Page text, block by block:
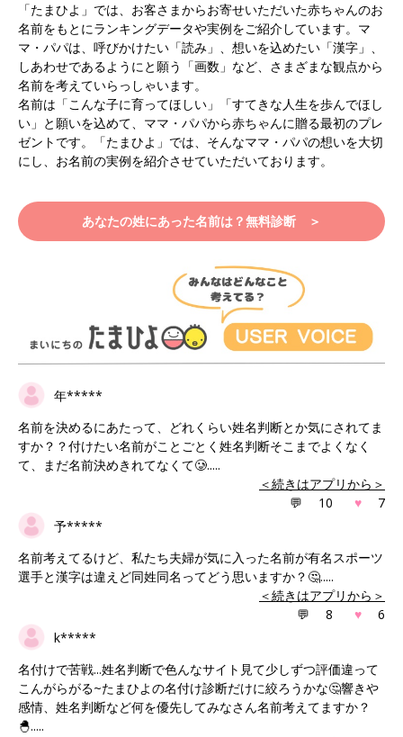
「たまひよ」では、お客さまからお寄せいただいた赤ちゃんのお
名前をもとにランキングデータや実例をご紹介しています。マ
マ・パパは、呼びかけたい「読み」、想いを込めたい「漢字」、
しあわせであるようにと願う「画数」など、さまざまな観点から
名前を考えていらっしゃいます。
名前は「こんな子に育ってほしい」「すてきな人生を歩んでほし
い」と願いを込めて、ママ・パパから赤ちゃんに贈る最初のプレ
ゼントです。「たまひよ」では、そんなママ・パパの想いを大切
にし、お名前の実例を紹介させていただいております。
あなたの姓にあった名前は？無料診断 ＞
年*****
名前を決めるにあたって、どれくらい姓名判断とか気にされてま
すか？？付けたい名前がことごとく姓名判断そこまでよくなく
て、まだ名前決めきれてなくて🥲.....
＜続きはアプリから＞
💬
10 ♥
7
予*****
名前考えてるけど、私たち夫婦が気に入った名前が有名スポーツ
選手と漢字は違えど同姓同名ってどう思いますか？🤔.....
＜続きはアプリから＞
💬
8 ♥
6
k*****
名付けで苦戦...姓名判断で色んなサイト見て少しずつ評価違って
こんがらがる~たまひよの名付け診断だけに絞ろうかな🤔響きや
感情、姓名判断など何を優先してみなさん名前考えてますか？
🐣.....